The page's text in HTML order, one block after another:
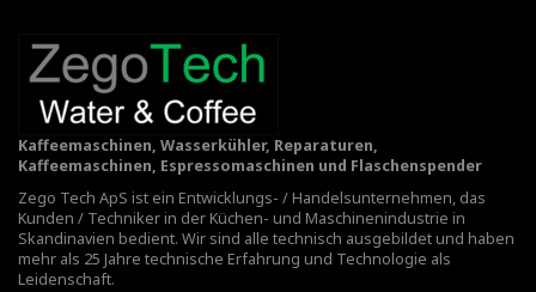
Kaffeemaschinen, Wasserkühler, Reparaturen,
Kaffeemaschinen, Espressomaschinen und Flaschenspender
Zego Tech ApS ist ein Entwicklungs- / Handelsunternehmen, das
Kunden / Techniker in der Küchen- und Maschinenindustrie in
Skandinavien bedient. Wir sind alle technisch ausgebildet und haben
mehr als 25 Jahre technische Erfahrung und Technologie als
Leidenschaft.